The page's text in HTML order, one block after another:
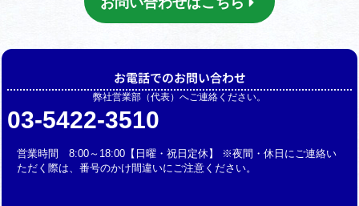
お電話でのお問い合わせ
弊社営業部（代表）へご連絡ください。
03-5422-3510
営業時間 8:00～18:00【日曜・祝日定休】 ※夜間・休日にご連絡い
ただく際は、番号のかけ間違いにご注意ください。